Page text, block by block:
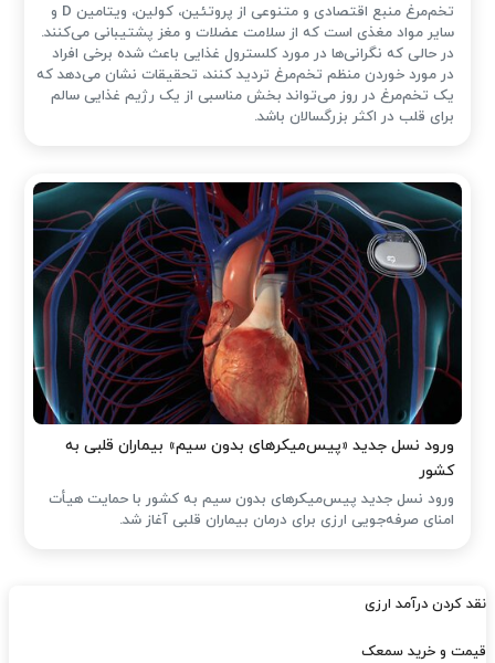
تخم‌مرغ منبع اقتصادی و متنوعی از پروتئین، کولین، ویتامین D و
سایر مواد مغذی است که از سلامت عضلات و مغز پشتیبانی می‌کنند.
در حالی که نگرانی‌ها در مورد کلسترول غذایی باعث شده ‌برخی افراد
در مورد خوردن منظم تخم‌مرغ تردید کنند، تحقیقات نشان می‌دهد که
یک تخم‌مرغ در روز می‌تواند بخش مناسبی از یک رژیم غذایی سالم
برای قلب در اکثر بزرگسالان باشد.
ورود نسل جدید «پیس‌میکرهای بدون سیم» بیماران قلبی به
کشور
ورود نسل جدید پیس‌میکرهای بدون سیم به کشور با حمایت هیأت
امنای صرفه‌جویی ارزی برای درمان بیماران قلبی آغاز شد.
نقد کردن درآمد ارزی
قیمت و خرید سمعک